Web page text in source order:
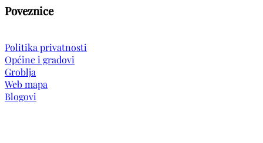
Poveznice
Politika privatnosti
Općine i gradovi
Groblja
Web mapa
Blogovi